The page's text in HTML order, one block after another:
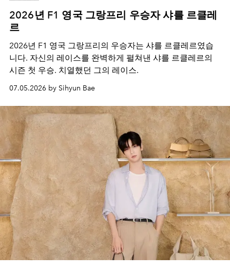
2026년 F1 영국 그랑프리 우승자 샤를 르클레
르
2026년 F1 영국 그랑프리의 우승자는 샤를 르클레르였습
니다. 자신의 레이스를 완벽하게 펼쳐낸 샤를 르클레르의
시즌 첫 우승. 치열했던 그의 레이스.
07.05.2026 by Sihyun Bae